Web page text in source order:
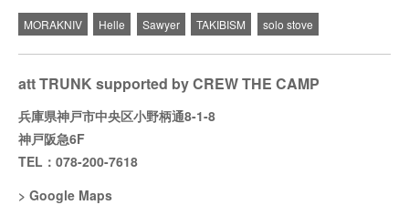
MORAKNIV Helle Sawyer TAKIBISM solo stove
att TRUNK supported by CREW THE CAMP
兵庫県神戸市中央区小野柄通8-1-8
神戸阪急6F
TEL：078-200-7618
Google Maps